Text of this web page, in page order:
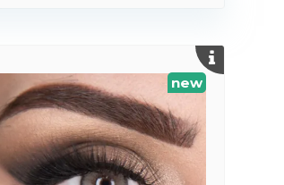
new